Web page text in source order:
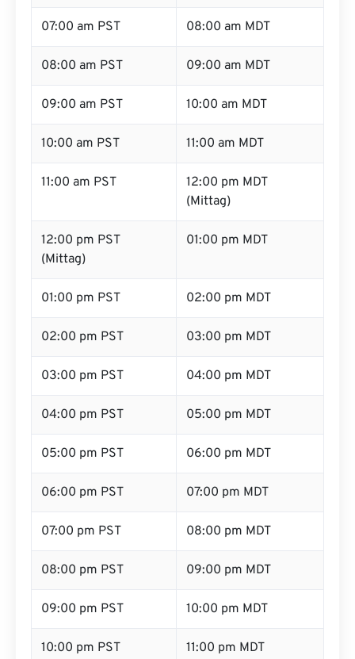
07:00 am PST 08:00 am MDT
08:00 am PST 09:00 am MDT
09:00 am PST 10:00 am MDT
10:00 am PST 11:00 am MDT
11:00 am PST
12:00 pm MDT
(Mittag)
12:00 pm PST
(Mittag)
01:00 pm MDT
01:00 pm PST 02:00 pm MDT
02:00 pm PST 03:00 pm MDT
03:00 pm PST 04:00 pm MDT
04:00 pm PST 05:00 pm MDT
05:00 pm PST 06:00 pm MDT
06:00 pm PST 07:00 pm MDT
07:00 pm PST 08:00 pm MDT
08:00 pm PST 09:00 pm MDT
09:00 pm PST 10:00 pm MDT
10:00 pm PST 11:00 pm MDT